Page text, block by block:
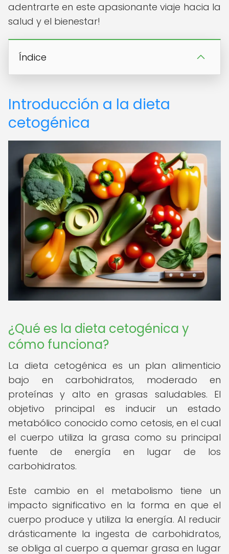
adentrarte en este apasionante viaje hacia la
salud y el bienestar!
Índice
Introducción a la dieta
cetogénica
¿Qué es la dieta cetogénica y
cómo funciona?
La dieta cetogénica es un plan alimenticio
bajo en carbohidratos, moderado en
proteínas y alto en grasas saludables. El
objetivo principal es inducir un estado
metabólico conocido como cetosis, en el cual
el cuerpo utiliza la grasa como su principal
fuente de energía en lugar de los
carbohidratos.
Este cambio en el metabolismo tiene un
impacto significativo en la forma en que el
cuerpo produce y utiliza la energía. Al reducir
drásticamente la ingesta de carbohidratos,
se obliga al cuerpo a quemar grasa en lugar